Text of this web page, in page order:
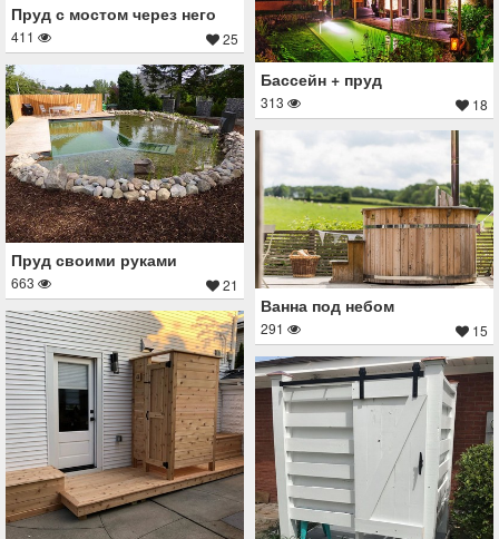
Пруд с мостом через него
411 25
Бассейн + пруд
313 18
Пруд своими руками
663 21
Ванна под небом
291 15